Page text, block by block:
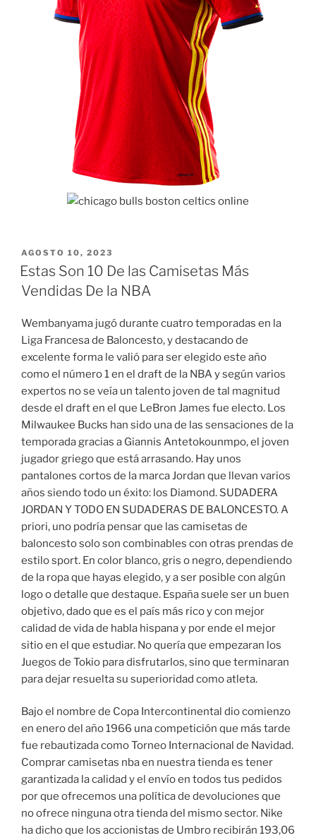
PUBLICADO
EL
AGOSTO 10, 2023
Estas Son 10 De las Camisetas Más
Vendidas De la NBA
Wembanyama jugó durante cuatro temporadas en la
Liga Francesa de Baloncesto, y destacando de
excelente forma le valió para ser elegido este año
como el número 1 en el draft de la NBA y según varios
expertos no se veía un talento joven de tal magnitud
desde el draft en el que LeBron James fue electo. Los
Milwaukee Bucks han sido una de las sensaciones de la
temporada gracias a Giannis Antetokounmpo, el joven
jugador griego que está arrasando. Hay unos
pantalones cortos de la marca Jordan que llevan varios
años siendo todo un éxito: los Diamond. SUDADERA
JORDAN Y TODO EN SUDADERAS DE BALONCESTO. A
priori, uno podría pensar que las camisetas de
baloncesto solo son combinables con otras prendas de
estilo sport. En color blanco, gris o negro, dependiendo
de la ropa que hayas elegido, y a ser posible con algún
logo o detalle que destaque. España suele ser un buen
objetivo, dado que es el país más rico y con mejor
calidad de vida de habla hispana y por ende el mejor
sitio en el que estudiar. No quería que empezaran los
Juegos de Tokio para disfrutarlos, sino que terminaran
para dejar resuelta su superioridad como atleta.
Bajo el nombre de Copa Intercontinental dio comienzo
en enero del año 1966 una competición que más tarde
fue rebautizada como Torneo Internacional de Navidad.
Comprar camisetas nba en nuestra tienda es tener
garantizada la calidad y el envío en todos tus pedidos
por que ofrecemos una política de devoluciones que
no ofrece ninguna otra tienda del mismo sector. Nike
ha dicho que los accionistas de Umbro recibirán 193,06